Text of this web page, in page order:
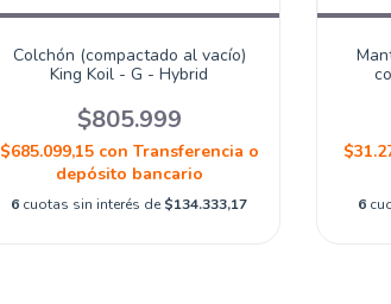
Colchón (compactado al vacío)
King Koil - G - Hybrid
$805.999
$685.099,15 con Transferencia o
depósito bancario
6 cuotas sin interés de $134.333,17 6